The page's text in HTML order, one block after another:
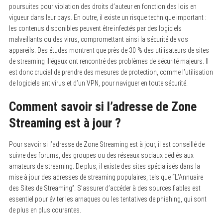
poursuites pour violation des droits d’auteur en fonction des lois en
vigueur dans leur pays. En outre, il existe un risque technique important :
les contenus disponibles peuvent être infectés par des logiciels
malveillants ou des virus, compromettant ainsi la sécurité de vos
appareils. Des études montrent que près de 30 % des utilisateurs de sites
de streaming illégaux ont rencontré des problèmes de sécurité majeurs. Il
est donc crucial de prendre des mesures de protection, comme l’utilisation
de logiciels antivirus et d’un VPN, pour naviguer en toute sécurité.
Comment savoir si l’adresse de Zone
Streaming est à jour ?
Pour savoir si l’adresse de Zone Streaming est à jour, il est conseillé de
suivre des forums, des groupes ou des réseaux sociaux dédiés aux
amateurs de streaming. De plus, il existe des sites spécialisés dans la
mise à jour des adresses de streaming populaires, tels que “L’Annuaire
des Sites de Streaming”. S’assurer d’accéder à des sources fiables est
essentiel pour éviter les arnaques ou les tentatives de phishing, qui sont
de plus en plus courantes.